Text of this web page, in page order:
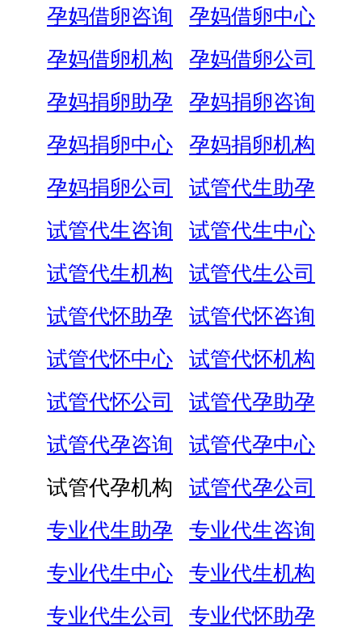
孕妈借卵咨询
孕妈借卵中心
孕妈借卵机构
孕妈借卵公司
孕妈捐卵助孕
孕妈捐卵咨询
孕妈捐卵中心
孕妈捐卵机构
孕妈捐卵公司
试管代生助孕
试管代生咨询
试管代生中心
试管代生机构
试管代生公司
试管代怀助孕
试管代怀咨询
试管代怀中心
试管代怀机构
试管代怀公司
试管代孕助孕
试管代孕咨询
试管代孕中心
试管代孕机构
试管代孕公司
专业代生助孕
专业代生咨询
专业代生中心
专业代生机构
专业代生公司
专业代怀助孕